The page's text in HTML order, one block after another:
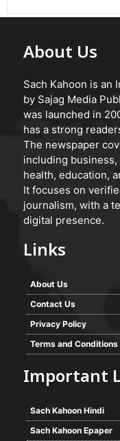
About Us
Sach Kahoon is an
by Sajag Media
was launched in
has a strong
The newspaper
including
health, education,
It focuses on
journalism, with a
digital presence.
Links
About Us
Contact Us
Privacy Policy
Terms and Conditions
Important
Sach Kahoon Hindi
Sach Kahoon Epaper